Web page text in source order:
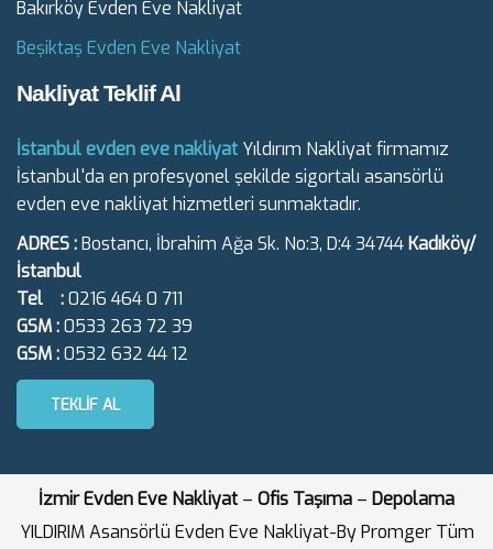
Bakırköy Evden Eve Nakliyat
Beşiktaş Evden Eve Nakliyat
Nakliyat Teklif Al
İstanbul evden eve nakliyat Yıldırım Nakliyat firmamız
İstanbul'da en profesyonel şekilde sigortalı asansörlü
evden eve nakliyat hizmetleri sunmaktadır.
ADRES :Bostancı, İbrahim Ağa Sk. No:3, D:4 34744Kadıköy/
İstanbul
Tel :0216 464 0 711
GSM :0533 263 72 39
GSM :0532 632 44 12
TEKLIF AL
İzmir Evden Eve Nakliyat – Ofis Taşıma – Depolama
YILDIRIM Asansörlü Evden Eve Nakliyat-By Promger Tüm